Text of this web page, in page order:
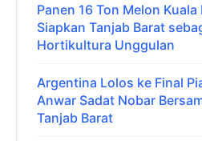
Panen 16 Ton Melon
Siapkan Tanjab Barat
Hortikultura Unggulan
Argentina Lolos ke Final
Anwar Sadat Nobar
Tanjab Barat